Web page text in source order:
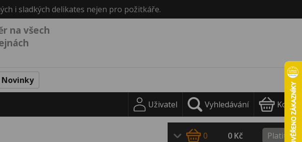
i sladkých delikates nejen pro požitkáře.
na všech
Novinky
Uživatel Vyhledávání Košík
0 0 Kč Platit